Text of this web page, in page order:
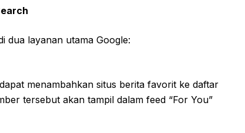
dua layanan utama Google:
menambahkan situs berita favorit ke daftar
tersebut akan tampil dalam feed “For You”